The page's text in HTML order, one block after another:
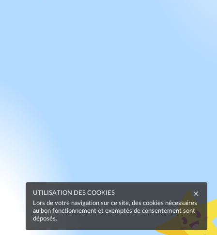
UTILISATION DES COOKIES
Lors de votre navigation sur ce site, des cookies nécessaires
au bon fonctionnement et exemptés de consentement sont
déposés.